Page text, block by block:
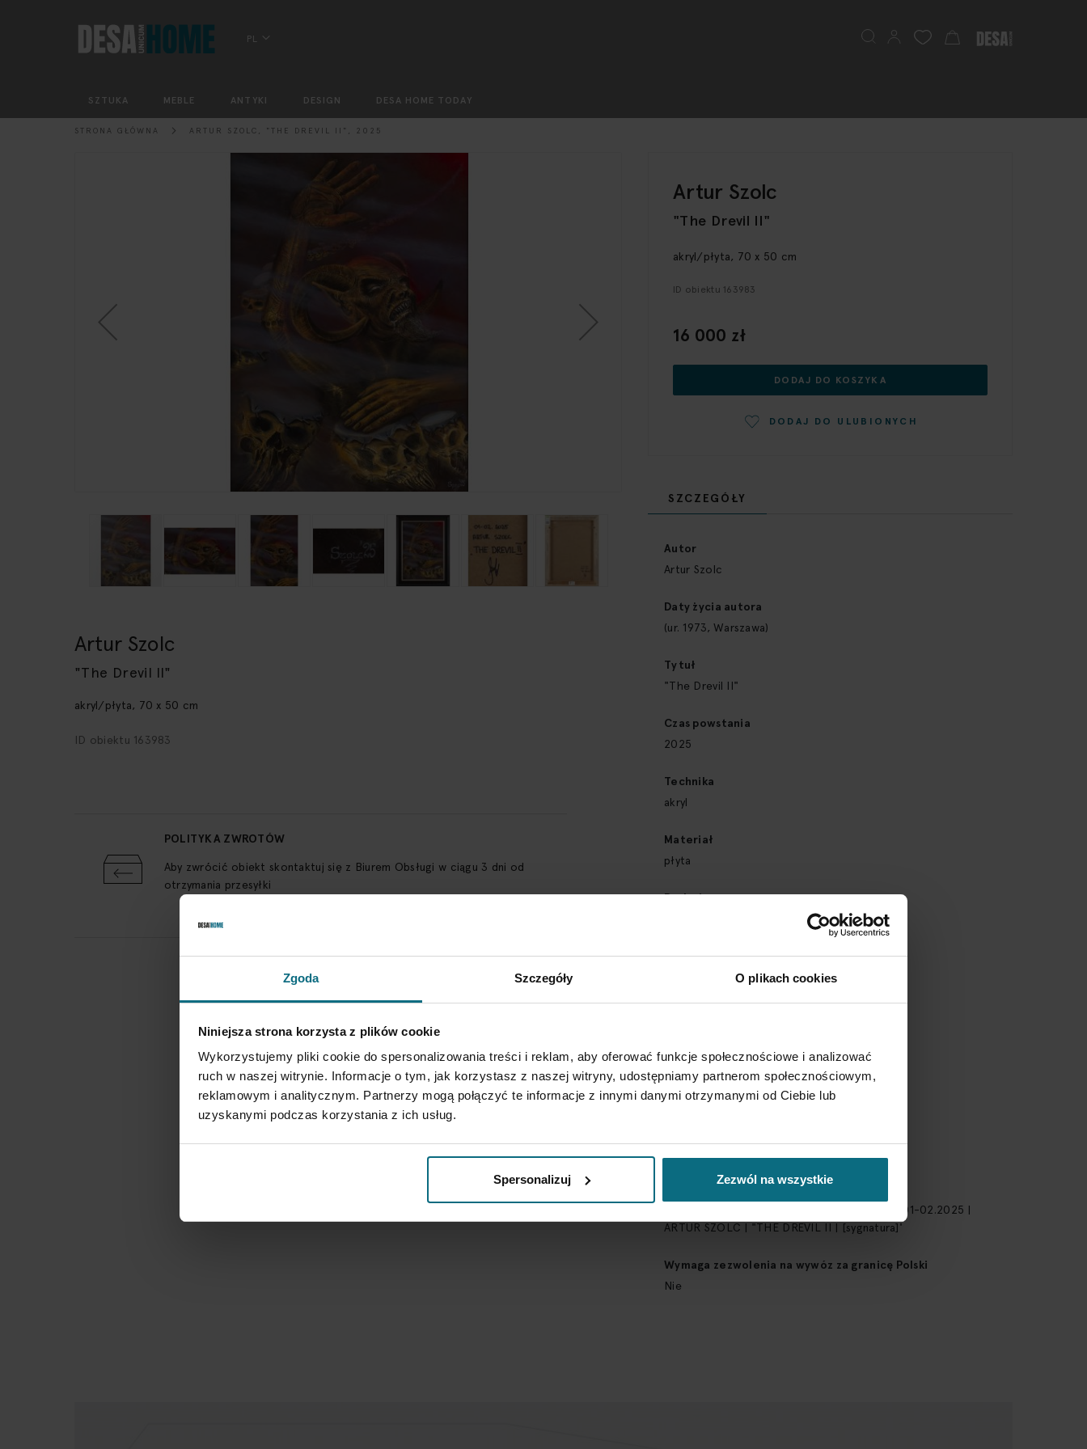
Zgoda Szczegóły O plikach cookies
Niniejsza strona korzysta z plików cookie
Wykorzystujemy pliki cookie do spersonalizowania treści i reklam, aby oferować funkcje społecznościowe i analizować
ruch w naszej witrynie. Informacje o tym, jak korzystasz z naszej witryny, udostępniamy partnerom społecznościowym,
reklamowym i analitycznym. Partnerzy mogą połączyć te informacje z innymi danymi otrzymanymi od Ciebie lub
uzyskanymi podczas korzystania z ich usług.
Spersonalizuj Zezwól na wszystkie
PL
Mój koszyk
Szukaj
SZTUKA MEBLE ANTYKI DESIGN DESA HOME TODAY
STRONA GŁÓWNA ARTUR SZOLC, "THE DREVIL II", 2025
galerii
Artur Szolc
"The Drevil II"
akryl/płyta, 70 x 50 cm
ID obiektu 163983
POLITYKA ZWROTÓW
Aby zwrócić obiekt skontaktuj się z Biurem Obsługi w ciągu 3 dni od
otrzymania przesyłki
Artur Szolc
akryl/płyta, 70 x 50 cm
"The Drevil II"
ID obiektu 163983
16 000 zł
DODAJ DO KOSZYKA
DODAJ DO ULUBIONYCH
SZCZEGÓŁY
informacji
Autor
Artur Szolc
Daty życia autora
(ur. 1973, Warszawa)
Tytuł
"The Drevil II"
Czas powstania
2025
Technika
akryl
Materiał
płyta
Rodzaj
Wymiary
Styl
sztuka fantastyczna
sygnowany, datowany i opisany na odwrociu: '01-02.2025 |
ARTUR SZOLC | "THE DREVIL II | [sygnatura]'
Wymaga zezwolenia na wywóz za granicę Polski
Nie